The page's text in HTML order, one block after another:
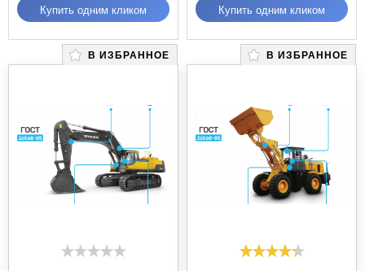
Купить одним кликом Купить одним кликом
В ИЗБРАННОЕ В ИЗБРАННОЕ